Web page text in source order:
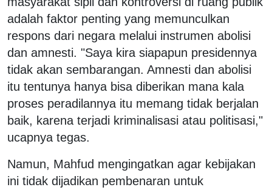
adalah faktor penting yang memunculkan
respons dari negara melalui instrumen abolisi
dan amnesti. "Saya kira siapapun presidennya
tidak akan sembarangan. Amnesti dan abolisi
itu tentunya hanya bisa diberikan mana kala
proses peradilannya itu memang tidak berjalan
baik, karena terjadi kriminalisasi atau politisasi,"
ucapnya tegas.
Namun, Mahfud mengingatkan agar kebijakan
ini tidak dijadikan pembenaran untuk